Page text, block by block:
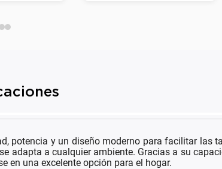
potencia y un diseño moderno para facilitar las
adapta a cualquier ambiente. Gracias a su
en una excelente opción para el hogar.